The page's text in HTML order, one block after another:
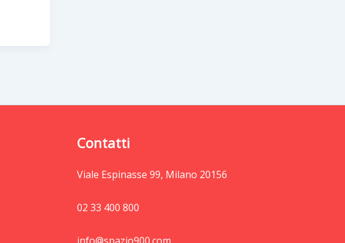
Contatti
Viale Espinasse 99, Milano 20156
02 33 400 800